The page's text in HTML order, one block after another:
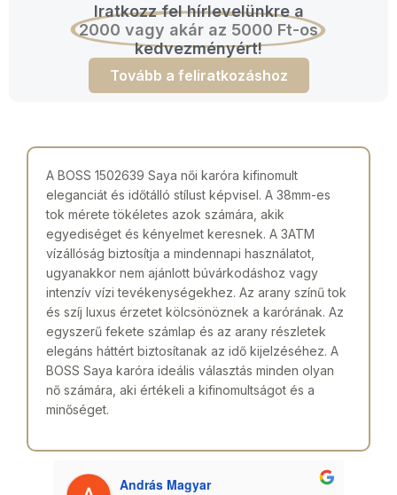
Iratkozz fel hírlevelünkre a
2000 vagy akár az 5000 Ft-os
kedvezményért!
Tovább a feliratkozáshoz
A BOSS 1502639 Saya női karóra kifinomult
eleganciát és időtálló stílust képvisel. A 38mm-es
tok mérete tökéletes azok számára, akik
egyediséget és kényelmet keresnek. A 3ATM
vízállóság biztosítja a mindennapi használatot,
ugyanakkor nem ajánlott búvárkodáshoz vagy
intenzív vízi tevékenységekhez. Az arany színű tok
és szíj luxus érzetet kölcsönöznek a karórának. Az
egyszerű fekete számlap és az arany részletek
elegáns háttért biztosítanak az idő kijelzéséhez. A
BOSS Saya karóra ideális választás minden olyan
nő számára, aki értékeli a kifinomultságot és a
minőséget.
András Magyar